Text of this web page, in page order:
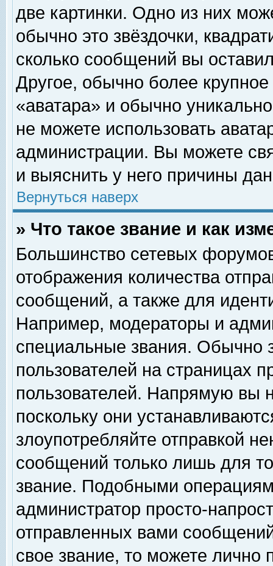
две картинки. Одно из них
обычно это звёздочки,
сколько сообщений вы
Другое, обычно более
«аватара» и обычно
не можете использовать
администрации. Вы можете
и выяснить у него причины
Вернуться наверх
» Что такое звание и как
Большинство сетевых
отображения количества
сообщений, а также для
Например, модераторы и
специальные звания. Обычно
пользователей на страницах
пользователей. Напрямую вы
поскольку они
злоупотребляйте отправкой
сообщений только лишь для
звание. Подобными
администратор просто-
отправленных вами
свое звание, то можете лично